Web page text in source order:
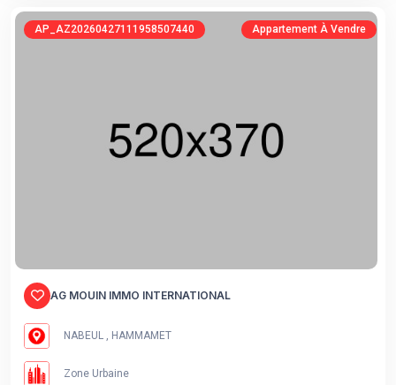
AP_AZ20260427111958507440 Appartement À Vendre
AG MOUIN IMMO INTERNATIONAL
NABEUL , HAMMAMET
Zone Urbaine